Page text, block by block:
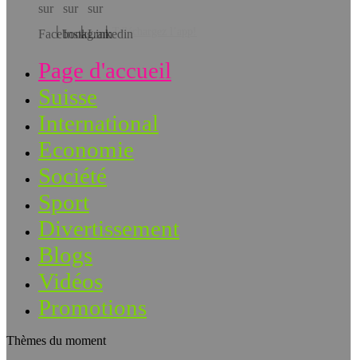
Téléchargez l’app!
Page d'accueil
Suisse
International
Economie
Société
Sport
Divertissement
Blogs
Vidéos
Promotions
Thèmes du moment